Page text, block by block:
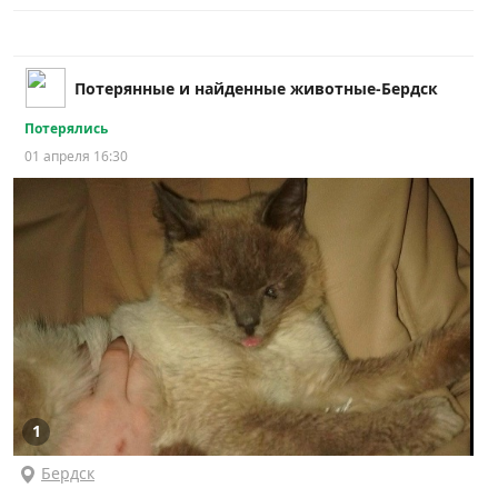
Потерянные и найденные животные-Бердск
Потерялись
01 апреля 16:30
1
Бердск